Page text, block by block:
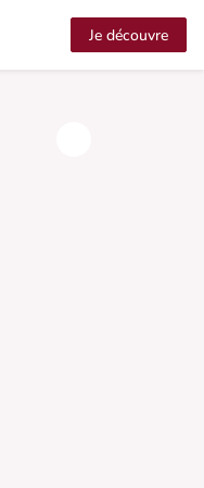
Je découvre